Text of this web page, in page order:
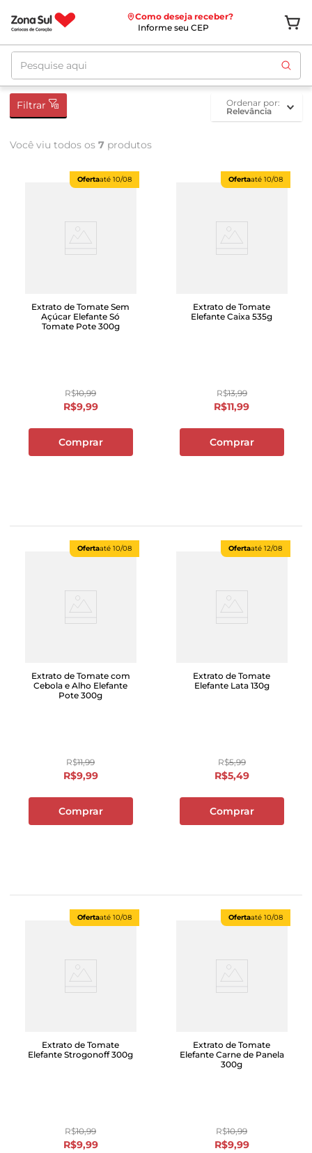
Como deseja receber?
Informe seu CEP
Pesquise aqui
Filtrar
ordenar por
Relevância
Você viu todos os 7 produtos
Ofertaaté 10/08
Extrato de Tomate Sem
Açúcar Elefante Só
Tomate Pote 300g
R$10,99
R$9,99
Comprar
Ofertaaté 10/08
Extrato de Tomate
Elefante Caixa 535g
R$13,99
R$11,99
Comprar
Ofertaaté 10/08
Extrato de Tomate com
Cebola e Alho Elefante
Pote 300g
R$11,99
R$9,99
Comprar
Ofertaaté 12/08
Extrato de Tomate
Elefante Lata 130g
R$5,99
R$5,49
Comprar
Ofertaaté 10/08
Extrato de Tomate
Elefante Strogonoff 300g
R$10,99
R$9,99
Ofertaaté 10/08
Extrato de Tomate
Elefante Carne de Panela
300g
R$10,99
R$9,99